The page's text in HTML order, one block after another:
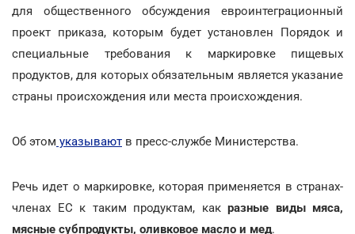
для общественного обсуждения евроинтеграционный
проект приказа, которым будет установлен Порядок и
специальные требования к маркировке пищевых
продуктов, для которых обязательным является указание
страны происхождения или места происхождения.
Об этом указывают в пресс-службе Министерства.
Речь идет о маркировке, которая применяется в странах-
членах ЕС к таким продуктам, как разные виды мяса,
мясные субпродукты, оливковое масло и мед.